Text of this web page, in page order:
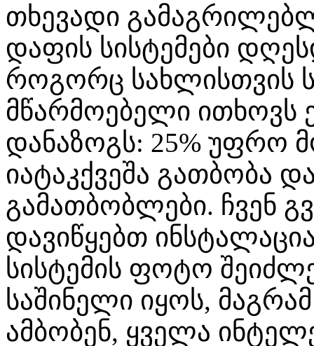
თხევადი
დაფის სისტემები
როგორც სახლისთვის
მწარმოებელი ითხოვს
დანაზოგს: 25% უფრო
იატაკქვეშა გათბობა
გამათბობლები. ჩვენ
დავიწყებთ
სისტემის ფოტო
საშინელი იყოს,
ამბობენ, ყველა